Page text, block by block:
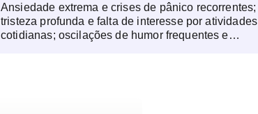
Ansiedade extrema e crises de pânico recorrentes;
tristeza profunda e falta de interesse por atividades
cotidianas; oscilações de humor frequentes e